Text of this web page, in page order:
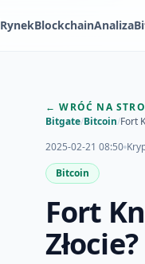
RynekBlockchainAnaliza
← WRÓĆ NA
Bitgate/Bitcoin/Fort
2025-02-21 08:50
Bitcoin
Fort
Złocie?